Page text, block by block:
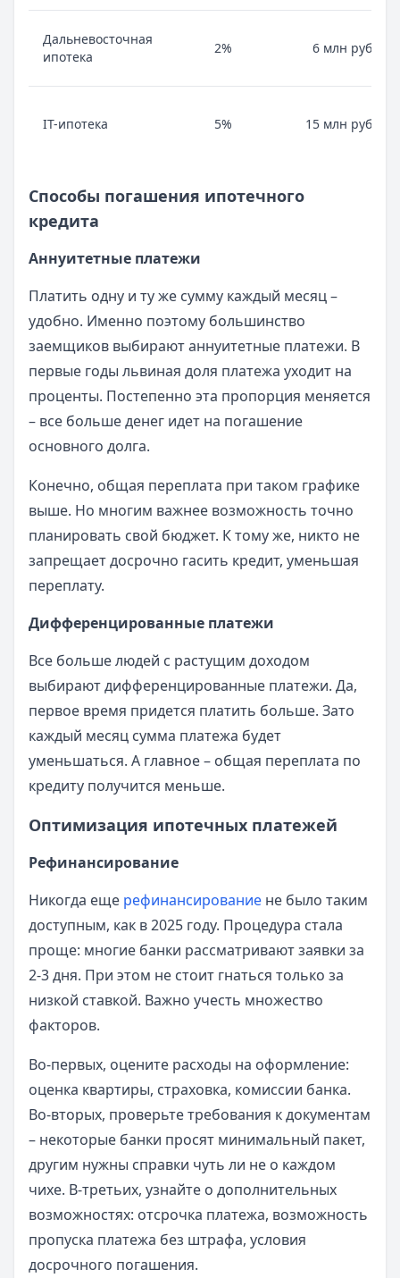
Дальневосточная
ипотека
2% 6 млн руб.
IT-ипотека 5% 15 млн руб.
Способы погашения ипотечного
кредита
Аннуитетные платежи
Платить одну и ту же сумму каждый месяц –
удобно. Именно поэтому большинство
заемщиков выбирают аннуитетные платежи. В
первые годы львиная доля платежа уходит на
проценты. Постепенно эта пропорция меняется
– все больше денег идет на погашение
основного долга.
Конечно, общая переплата при таком графике
выше. Но многим важнее возможность точно
планировать свой бюджет. К тому же, никто не
запрещает досрочно гасить кредит, уменьшая
переплату.
Дифференцированные платежи
Все больше людей с растущим доходом
выбирают дифференцированные платежи. Да,
первое время придется платить больше. Зато
каждый месяц сумма платежа будет
уменьшаться. А главное – общая переплата по
кредиту получится меньше.
Оптимизация ипотечных платежей
Рефинансирование
Никогда еще рефинансирование не было таким
доступным, как в 2025 году. Процедура стала
проще: многие банки рассматривают заявки за
2-3 дня. При этом не стоит гнаться только за
низкой ставкой. Важно учесть множество
факторов.
Во-первых, оцените расходы на оформление:
оценка квартиры, страховка, комиссии банка.
Во-вторых, проверьте требования к документам
– некоторые банки просят минимальный пакет,
другим нужны справки чуть ли не о каждом
чихе. В-третьих, узнайте о дополнительных
возможностях: отсрочка платежа, возможность
пропуска платежа без штрафа, условия
досрочного погашения.